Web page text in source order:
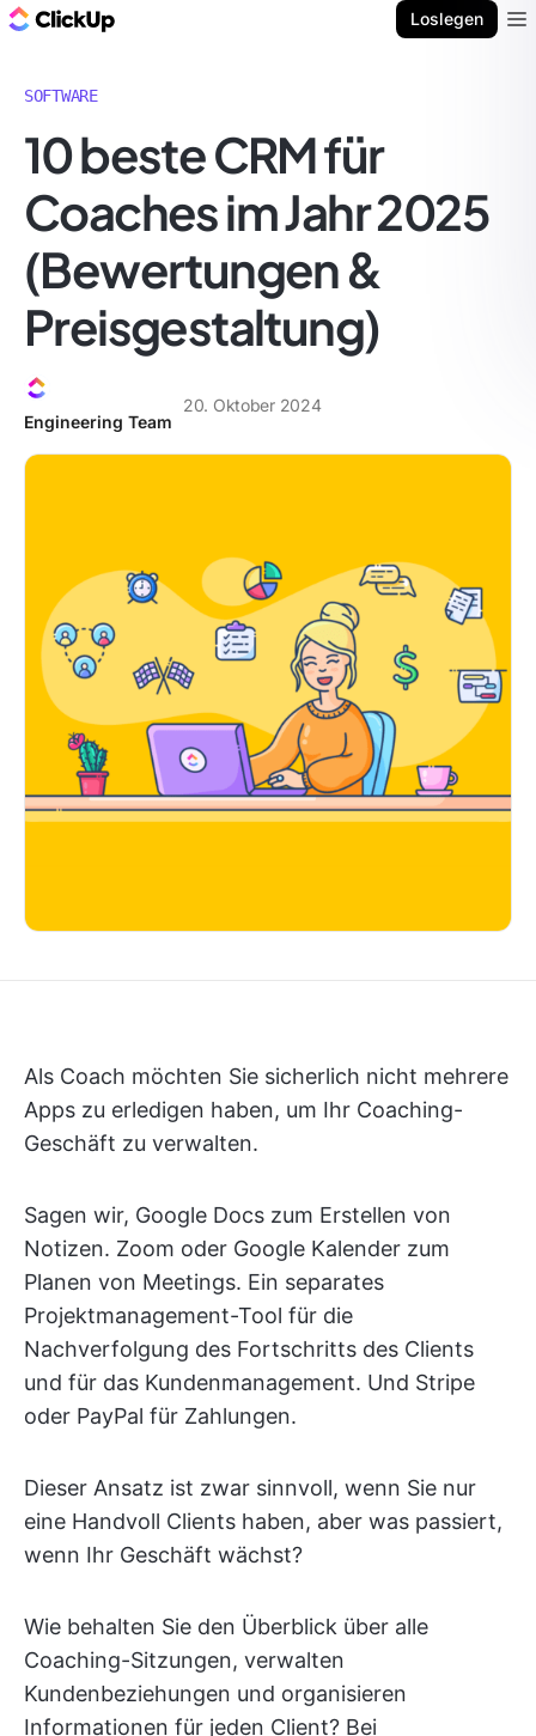
Loslegen
SOFTWARE
10 beste CRM für
Coaches im Jahr 2025
(Bewertungen &
Preisgestaltung)
Engineering Team
20. Oktober 2024
Als Coach möchten Sie sicherlich nicht mehrere
Apps zu erledigen haben, um Ihr Coaching-
Geschäft zu verwalten.
Sagen wir, Google Docs zum Erstellen von
Notizen. Zoom oder Google Kalender zum
Planen von Meetings. Ein separates
Projektmanagement-Tool für die
Nachverfolgung des Fortschritts des Clients
und für das Kundenmanagement. Und Stripe
oder PayPal für Zahlungen.
Dieser Ansatz ist zwar sinnvoll, wenn Sie nur
eine Handvoll Clients haben, aber was passiert,
wenn Ihr Geschäft wächst?
Wie behalten Sie den Überblick über alle
Coaching-Sitzungen, verwalten
Kundenbeziehungen und organisieren
Informationen für jeden Client? Bei